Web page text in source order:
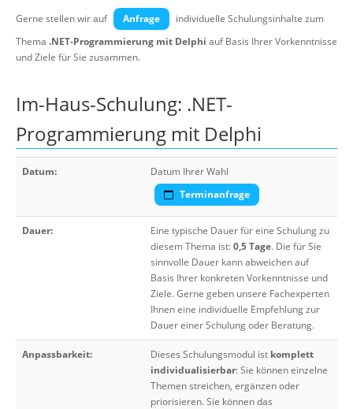
Gerne stellen wir auf Anfrage
individuelle Schulungsinhalte zum
Thema .NET-Programmierung mit Delphi auf Basis Ihrer Vorkenntnisse
und Ziele für Sie zusammen.
Im-Haus-Schulung: .NET-
Programmierung mit Delphi
Datum:
Datum Ihrer Wahl
Terminanfrage
Dauer:
Eine typische Dauer für eine Schulung zu
diesem Thema ist:0,5 Tage. Die für Sie
sinnvolle Dauer kann abweichen auf
Basis Ihrer konkreten Vorkenntnisse und
Ziele. Gerne geben unsere Fachexperten
Ihnen eine individuelle Empfehlung zur
Dauer einer Schulung oder Beratung.
Anpassbarkeit: Dieses Schulungsmodul ist komplett
individualisierbar: Sie können einzelne
Themen streichen, ergänzen oder
priorisieren. Sie können das